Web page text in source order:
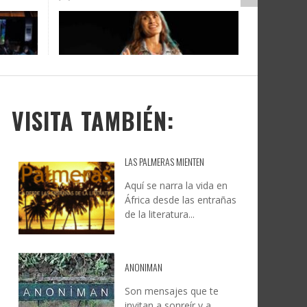
A
Y
DOCANARIAS CONVOCA A
INSTITUCIONES A REFLEXIONAR
SOBRE LA INTERNACIONALIZACIÓN
DEL CINE DE REALIDAD
JESÚS RODRÍGUEZ FALCÓN:
NATURALEZA, CAMINO Y
FOTOGRAFÍA
LEONCIO GONZÁLEZ, 9 JUNIO, 2026
VISITA TAMBIÉN:
LAS PALMERAS MIENTEN
Aquí se narra la vida en
África desde las entrañas
de la literatura...
ANONIMAN
Son mensajes que te